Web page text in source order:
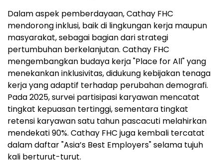
Dalam aspek pemberdayaan, Cathay FHC
mendorong inklusi, baik di lingkungan kerja maupun
masyarakat, sebagai bagian dari strategi
pertumbuhan berkelanjutan. Cathay FHC
mengembangkan budaya kerja "Place for All" yang
menekankan inklusivitas, didukung kebijakan tenaga
kerja yang adaptif terhadap perubahan demografi.
Pada 2025, survei partisipasi karyawan mencatat
tingkat kepuasan tertinggi, sementara tingkat
retensi karyawan satu tahun pascacuti melahirkan
mendekati 90%. Cathay FHC juga kembali tercatat
dalam daftar "Asia’s Best Employers" selama tujuh
kali berturut-turut.